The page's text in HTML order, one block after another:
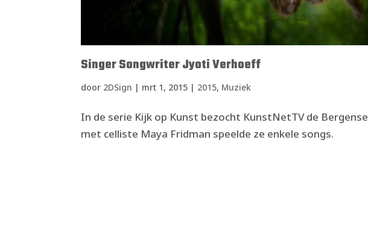
Singer Songwriter Jyoti Verhoeff
door 2DSign | mrt 1, 2015 | 2015, Muziek
In de serie Kijk op Kunst bezocht KunstNetTV de
met celliste Maya Fridman speelde ze enkele songs.